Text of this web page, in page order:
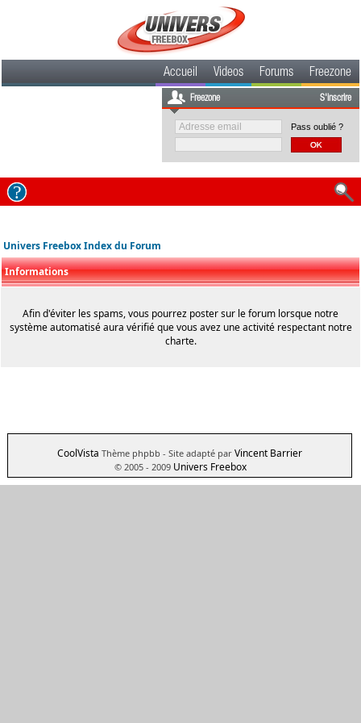
Accueil Videos Forums Freezone
Freezone S'inscrire
Pass oublié ?
Univers Freebox Index du Forum
Informations
Afin d'éviter les spams, vous pourrez poster sur le forum lorsque notre
système automatisé aura vérifié que vous avez une activité respectant notre
charte.
CoolVista Thème phpbb - Site adapté par Vincent Barrier
© 2005 - 2009 Univers Freebox